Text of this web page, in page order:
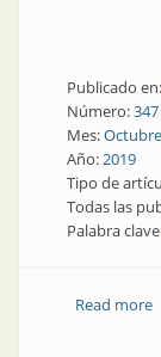
Publicado en:
Número:347
Mes:Octubre
Año:2019
Tipo de
Todas las
Palabra
Read more